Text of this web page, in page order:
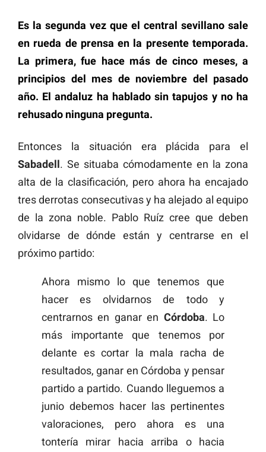
Es la segunda vez que el central sevillano sale
en rueda de prensa en la presente temporada.
La primera, fue hace más de cinco meses, a
principios del mes de noviembre del pasado
año. El andaluz ha hablado sin tapujos y no ha
rehusado ninguna pregunta.
Entonces la situación era plácida para el
Sabadell. Se situaba cómodamente en la zona
alta de la clasificación, pero ahora ha encajado
tres derrotas consecutivas y ha alejado al equipo
de la zona noble. Pablo Ruíz cree que deben
olvidarse de dónde están y centrarse en el
próximo partido:
Ahora mismo lo que tenemos que
hacer es olvidarnos de todo y
centrarnos en ganar en Córdoba. Lo
más importante que tenemos por
delante es cortar la mala racha de
resultados, ganar en Córdoba y pensar
partido a partido. Cuando lleguemos a
junio debemos hacer las pertinentes
valoraciones, pero ahora es una
tontería mirar hacia arriba o hacia